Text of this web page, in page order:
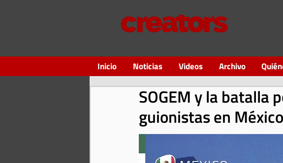
Inicio Noticias Videos Archivo
SOGEM y la batalla
guionistas en México